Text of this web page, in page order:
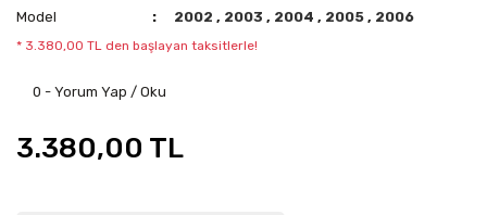
Model
2002, 2003, 2004, 2005, 2006
* 3.380,00 TL den başlayan taksitlerle!
0 - Yorum Yap / Oku
3.380,00 TL